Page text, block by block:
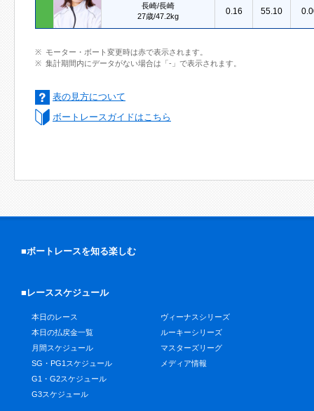
長崎/長崎
27歳/47.2kg
0.16
55.10
モーター・ボート変更時は赤で表示されます。
集計期間内にデータがない場合は「-」で表示されます。
表の見方について
ボートレースガイドはこちら
■ボートレースを知る楽しむ
■レーススケジュール
本日のレース
本日の払戻金一覧
月間スケジュール
SG・PG1スケジュール
G1・G2スケジュール
G3スケジュール
ヴィーナスシリーズ
ルーキーシリーズ
マスターズリーグ
メディア情報